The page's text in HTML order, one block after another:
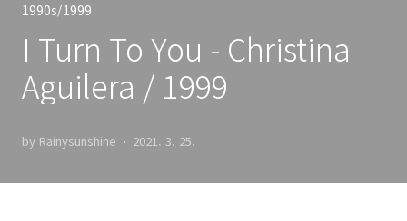
1990s/1999
I Turn To You - Christina
Aguilera / 1999
by Rainysunshine 2021. 3. 25.